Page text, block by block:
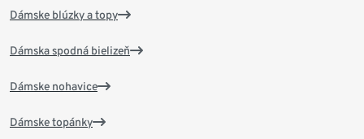
Dámske blúzky a topy
Dámska spodná bielizeň
Dámske nohavice
Dámske topánky